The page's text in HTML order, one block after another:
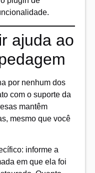
ajuda ao
por nenhum dos
com o suporte da
mantêm
mesmo que você
informe a
em que ela foi